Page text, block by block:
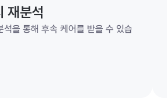
재분석
석을 통해 후속 케어를 받을 수 있습